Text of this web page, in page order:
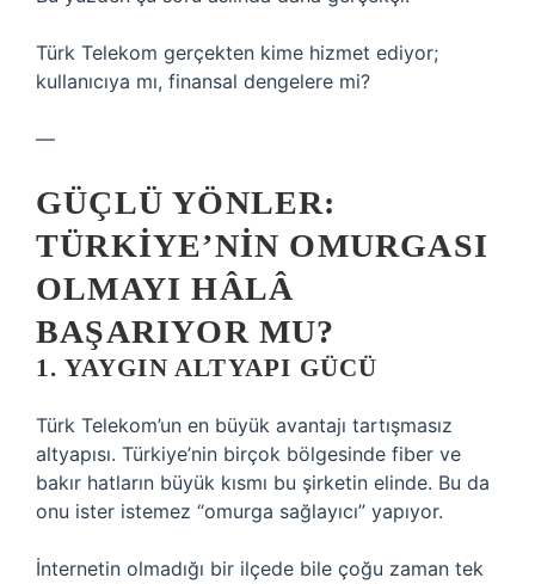
Türk Telekom gerçekten kime hizmet ediyor;
kullanıcıya mı, finansal dengelere mi?
—
GÜÇLÜ YÖNLER:
TÜRKIYE’NIN OMURGASI
OLMAYI HÂLÂ
BAŞARIYOR MU?
1. YAYGIN ALTYAPI GÜCÜ
Türk Telekom’un en büyük avantajı tartışmasız
altyapısı. Türkiye’nin birçok bölgesinde fiber ve
bakır hatların büyük kısmı bu şirketin elinde. Bu da
onu ister istemez “omurga sağlayıcı” yapıyor.
İnternetin olmadığı bir ilçede bile çoğu zaman tek